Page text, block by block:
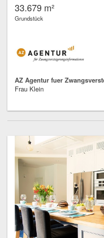
33.679 m²
Grundstück
AZ Agentur fuer
Frau Klein